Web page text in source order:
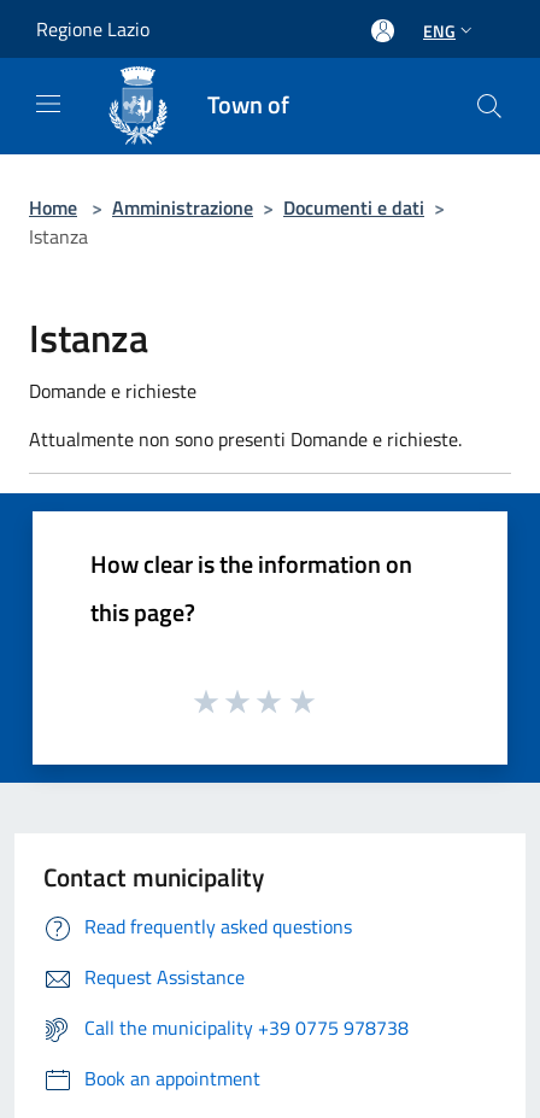
Regione Lazio ENG
Town of
Home > Amministrazione > Documenti e dati >
Istanza
Istanza
Domande e richieste
Attualmente non sono presenti Domande e richieste.
How clear is the information on
this page?
Contact municipality
Read frequently asked questions
Request Assistance
Call the municipality +39 0775 978738
Book an appointment